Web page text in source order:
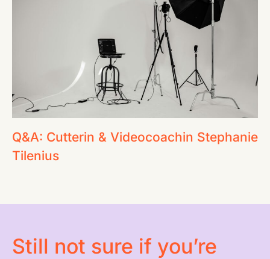
Q&A: Cutterin & Videocoachin Stephanie
Tilenius
Still not sure if you’re